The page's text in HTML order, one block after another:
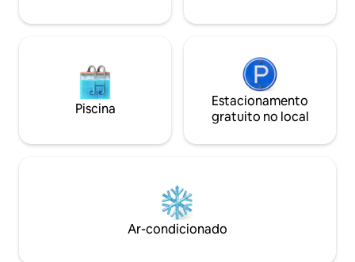
Piscina
Estacionamento
gratuito no local
Ar-condicionado